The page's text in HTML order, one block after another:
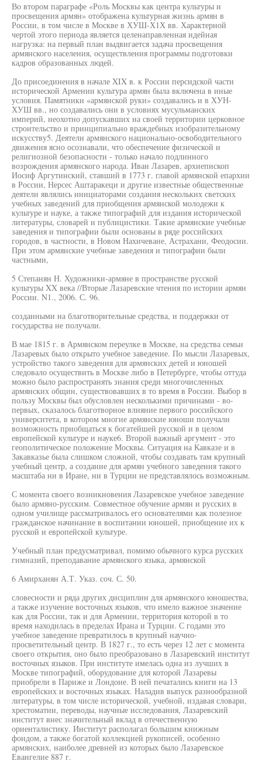
Во втором параграфе «Роль Москвы как центра культуры и
просвещения армян» отображена культурная жизнь армян в
России, в том числе в Москве в ХУШ-Х1Х вв. Характерной
чертой этого периода является целенаправленная идейная
нагрузка: на первый план выдвигается задача просвещения
армянского населения, осуществления программы подготовки
кадров образованных людей.
До присоединения в начале XIX в. к России персидской части
исторической Армении культура армян была включена в иные
условия. Памятники «армянской руки» создавались и в ХУН-
ХУШ вв., но создавались они в условиях мусульманских
империй, неохотно допускавших на своей территории церковное
строительство и принципиально враждебных изобразительному
искусству5. Деятели армянского национально-освободительного
движения ясно осознавали, что обеспечение физической и
религиозной безопасности - только начало подлинного
возрождения армянского народа. Иван Лазарев, архиепископ
Иосиф Аргутинский, ставший в 1773 г. главой армянской епархии
в России, Нерсес Аштаракеци и другие известные общественные
деятели являлись инициаторами создания нескольких светских
учебных заведений для приобщения армянской молодежи к
культуре и науке, а также типографий для издания исторической
литературы, словарей и публицистики. Такие армянские учебные
заведения и типографии были основаны в ряде российских
городов, в частности, в Новом Нахичеване, Астрахани, Феодосии.
При этом армянские учебные заведения и типографии были
частными,
5 Степанян Н. Художники-армяне в пространстве русской
культуры XX века //Вторые Лазаревские чтения по истории армян
России. N1., 2006. С. 96.
созданными на благотворительные средства, и поддержки от
государства не получали.
В мае 1815 г. в Армянском переулке в Москве, на средства семьи
Лазаревых было открыто учебное заведение. По мысли Лазаревых,
устройство такого заведения для армянских детей и юношей
следовало осуществить в Москве либо в Петербурге, чтобы оттуда
можно было распространять знания среди многочисленных
армянских общин, существовавших в то время в России. Выбор в
пользу Москвы был обусловлен несколькими причинами - во-
первых, сказалось благотворное влияние первого российского
университета, в котором многие армянские юноши получали
возможность приобщаться к богатейшей русской и в целом
европейской культуре и науке6. Второй важный аргумент - это
геополитическое положение Москвы. Ситуация на Кавказе и в
Закавказье была слишком сложной, чтобы создавать там крупный
учебный центр, а создание для армян учебного заведения такого
масштаба ни в Иране, ни в Турции не представлялось возможным.
С момента своего возникновения Лазаревское учебное заведение
было армяно-русским. Совместное обучение армян и русских в
одном училище рассматривалось его основателями как полезное
гражданское начинание в воспитании юношей, приобщение их к
русской и европейской культуре.
Учебный план предусматривал, помимо обычного курса русских
гимназий, преподавание армянского языка, армянской
6 Амирханян А.Т. Указ. соч. С. 50.
словесности и ряда других дисциплин для армянского юношества,
а также изучение восточных языков, что имело важное значение
как для России, так и для Армении, территория которой в то
время находилась в пределах Ирана и Турции. С годами это
учебное заведение превратилось в крупный научно-
просветительный центр. В 1827 г., то есть через 12 лет с момента
своего открытия, оно было преобразовано в Лазаревский институт
восточных языков. При институте имелась одна из лучших в
Москве типографий, оборудование для которой Лазаревы
приобрели в Париже и Лондоне. В ней печатались книги на 13
европейских и восточных языках. Наладив выпуск разнообразной
литературы, в том числе исторической, учебной, издавая словари,
хрестоматии, переводы, научные исследования, Лазаревский
институт внес значительный вклад в отечественную
ориенталистику. Институт располагал большим книжным
фондом, а также богатой коллекцией рукописей, особенно
армянских, наиболее древней из которых было Лазаревское
Евангелие 887 г.